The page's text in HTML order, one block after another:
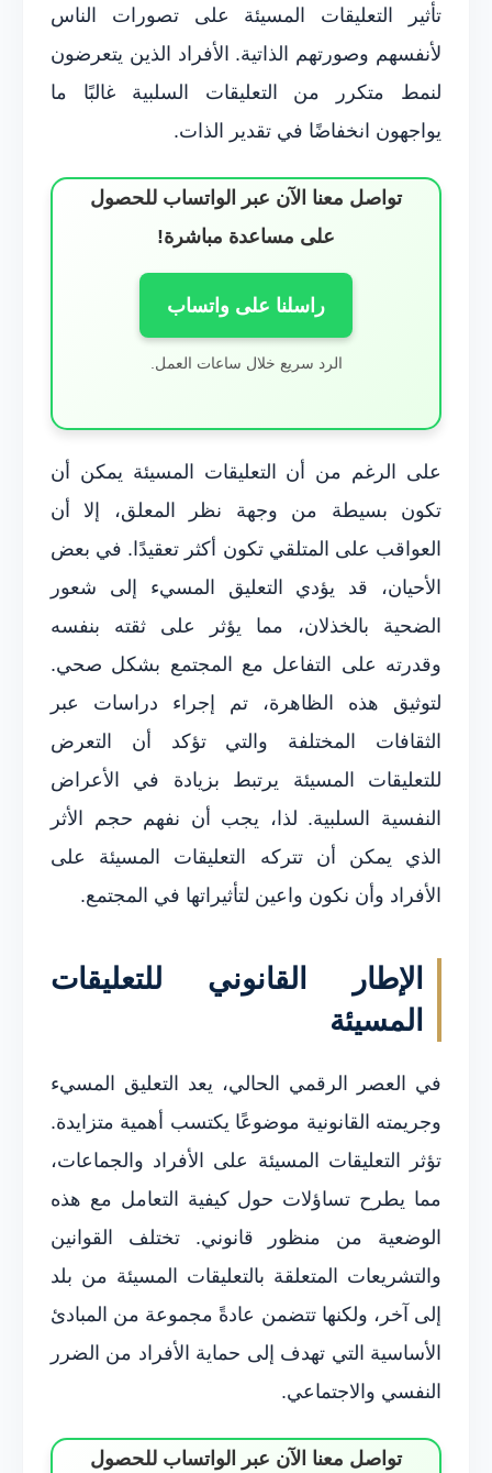
تأثير التعليقات المسيئة على تصورات الناس
لأنفسهم وصورتهم الذاتية. الأفراد الذين يتعرضون
لنمط متكرر من التعليقات السلبية غالبًا ما
يواجهون انخفاضًا في تقدير الذات.
تواصل معنا الآن عبر الواتساب للحصول
على مساعدة مباشرة!
راسلنا على واتساب
الرد سريع خلال ساعات العمل.
على الرغم من أن التعليقات المسيئة يمكن أن
تكون بسيطة من وجهة نظر المعلق، إلا أن
العواقب على المتلقي تكون أكثر تعقيدًا. في بعض
الأحيان، قد يؤدي التعليق المسيء إلى شعور
الضحية بالخذلان، مما يؤثر على ثقته بنفسه
وقدرته على التفاعل مع المجتمع بشكل صحي.
لتوثيق هذه الظاهرة، تم إجراء دراسات عبر
الثقافات المختلفة والتي تؤكد أن التعرض
للتعليقات المسيئة يرتبط بزيادة في الأعراض
النفسية السلبية. لذا، يجب أن نفهم حجم الأثر
الذي يمكن أن تتركه التعليقات المسيئة على
الأفراد وأن نكون واعين لتأثيراتها في المجتمع.
الإطار القانوني للتعليقات
المسيئة
في العصر الرقمي الحالي، يعد التعليق المسيء
وجريمته القانونية موضوعًا يكتسب أهمية متزايدة.
تؤثر التعليقات المسيئة على الأفراد والجماعات،
مما يطرح تساؤلات حول كيفية التعامل مع هذه
الوضعية من منظور قانوني. تختلف القوانين
والتشريعات المتعلقة بالتعليقات المسيئة من بلد
إلى آخر، ولكنها تتضمن عادةً مجموعة من المبادئ
الأساسية التي تهدف إلى حماية الأفراد من الضرر
النفسي والاجتماعي.
تواصل معنا الآن عبر الواتساب للحصول